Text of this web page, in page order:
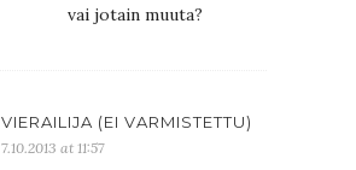
vai jotain muuta?
VIERAILIJA (EI VARMISTETTU)
7.10.2013 at 11:57